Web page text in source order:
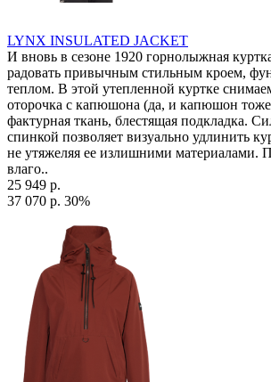
LYNX INSULATED JACKET
И вновь в сезоне 1920 горнолыжная
радовать привычным стильным кроем,
теплом. В этой утепленной куртке
оторочка с капюшона (да, и капюшон
фактурная ткань, блестящая подкладка.
спинкой позволяет визуально удлинить
не утяжеляя ее излишними материалами.
влаго..
25 949 р.
37 070 р. 30%